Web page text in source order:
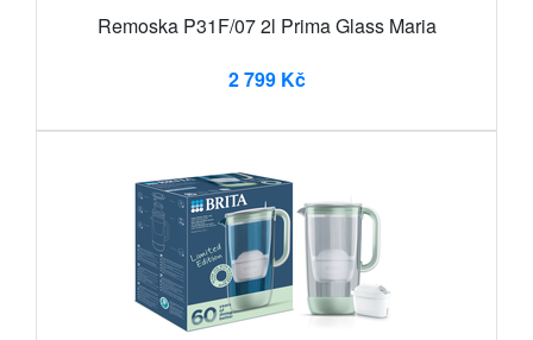
Remoska P31F/07 2l Prima Glass Maria
2 799 Kč